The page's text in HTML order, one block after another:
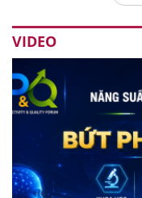
VIDEO